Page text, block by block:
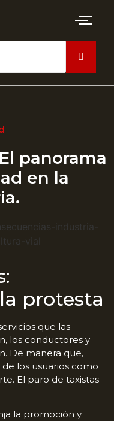
panorama
en la
protesta
que las
los conductores y
De manera que,
los usuarios como
El paro de taxistas
la promoción y